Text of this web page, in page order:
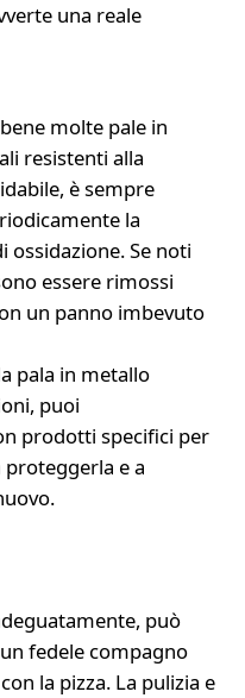
una reale
molte pale in
resistenti alla
è sempre
la
ossidazione. Se noti
essere rimossi
un panno imbevuto
pala in metallo
puoi
prodotti specifici per
e a
può
fedele compagno
la pizza. La pulizia e